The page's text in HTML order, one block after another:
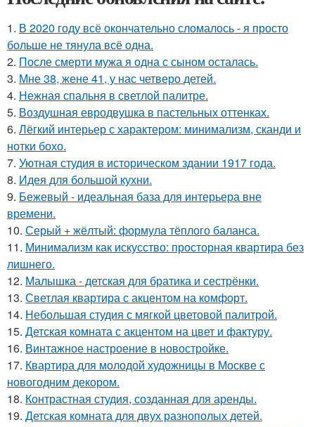
1. В 2020 году всё окончательно сломалось - я просто
больше не тянула всё одна.
2. После смерти мужа я одна с сыном осталась.
3. Мне 38, жене 41, у нас четверо детей.
4. Нежная спальня в светлой палитре.
5. Воздушная евродвушка в пастельных оттенках.
6. Лёгкий интерьер с характером: минимализм, сканди и
нотки бохо.
7. Уютная студия в историческом здании 1917 года.
8. Идея для большой кухни.
9. Бежевый - идеальная база для интерьера вне
времени.
10. Серый + жёлтый: формула тёплого баланса.
11. Минимализм как искусство: просторная квартира без
лишнего.
12. Малышка - детская для братика и сестрёнки.
13. Светлая квартира с акцентом на комфорт.
14. Небольшая студия с мягкой цветовой палитрой.
15. Детская комната с акцентом на цвет и фактуру.
16. Винтажное настроение в новостройке.
17. Квартира для молодой художницы в Москве с
новогодним декором.
18. Контрастная студия, созданная для аренды.
19. Детская комната для двух разнополых детей.